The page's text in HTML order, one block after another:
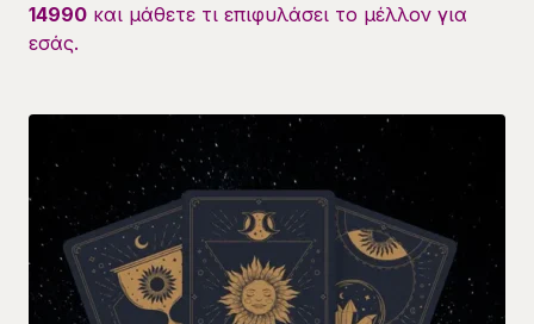
14990 και μάθετε τι επιφυλάσει το μέλλον για
εσάς.